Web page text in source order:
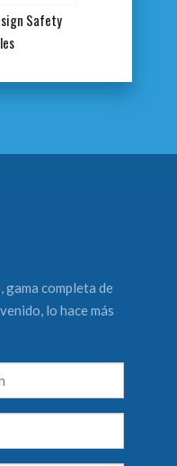
Safety
completa de
lo hace más